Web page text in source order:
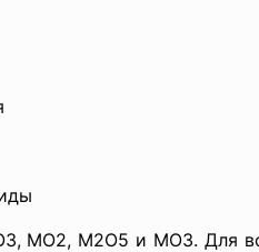
M2O5 и MO3. Для